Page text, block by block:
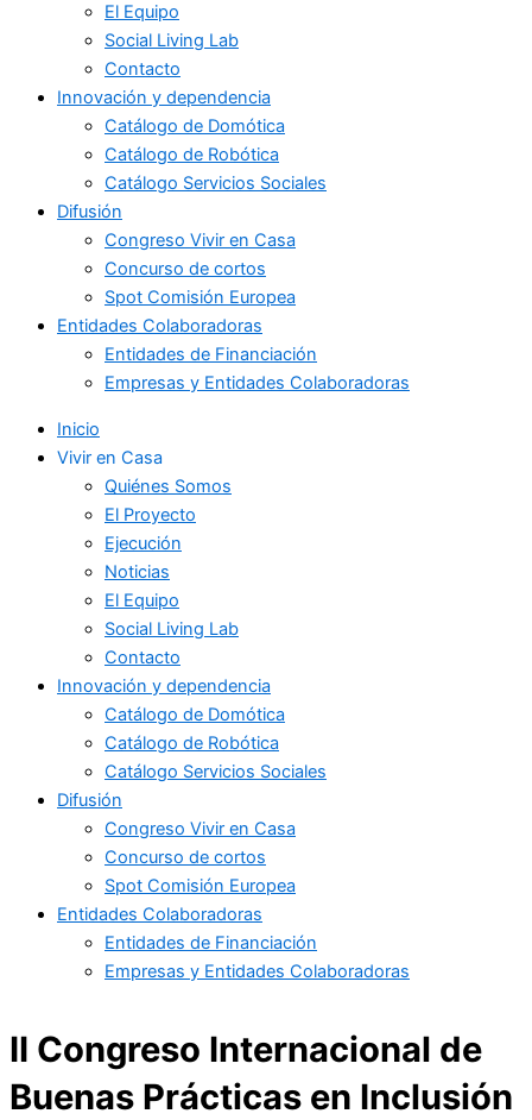
El Equipo
Social Living Lab
Contacto
Innovación y dependencia
Catálogo de Domótica
Catálogo de Robótica
Catálogo Servicios Sociales
Difusión
Congreso Vivir en Casa
Concurso de cortos
Spot Comisión Europea
Entidades Colaboradoras
Entidades de Financiación
Empresas y Entidades Colaboradoras
Inicio
Vivir en Casa
Quiénes Somos
El Proyecto
Ejecución
Noticias
El Equipo
Social Living Lab
Contacto
Innovación y dependencia
Catálogo de Domótica
Catálogo de Robótica
Catálogo Servicios Sociales
Difusión
Congreso Vivir en Casa
Concurso de cortos
Spot Comisión Europea
Entidades Colaboradoras
Entidades de Financiación
Empresas y Entidades Colaboradoras
II Congreso Internacional de
Buenas Prácticas en Inclusión